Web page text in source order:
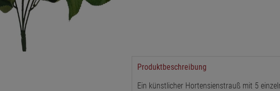
Produktbeschreibung
Ein künstlicher Hortensienstrauß mit 5